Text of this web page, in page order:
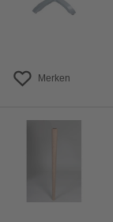
Bewertung
Merken